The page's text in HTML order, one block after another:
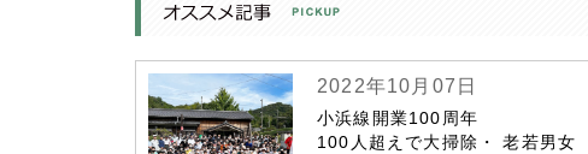
2022年10月07日
小浜線開業100周年
100人超えで大掃除・ 老若男女